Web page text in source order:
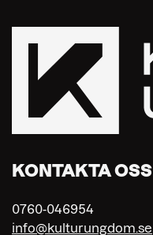
KONTAKTA OSS
0760-046954
info@kulturungdom.se